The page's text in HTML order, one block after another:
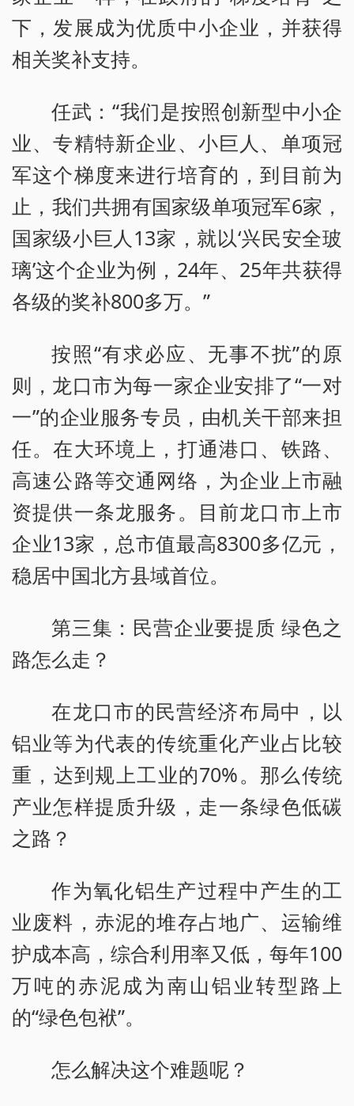
下，发展成为优质中小企业，并获得
相关奖补支持。
任武：“我们是按照创新型中小企
业、专精特新企业、小巨人、单项冠
军这个梯度来进行培育的，到目前为
止，我们共拥有国家级单项冠军6家，
国家级小巨人13家，就以‘兴民安全玻
璃’这个企业为例，24年、25年共获得
各级的奖补800多万。”
按照“有求必应、无事不扰”的原
则，龙口市为每一家企业安排了“一对
一”的企业服务专员，由机关干部来担
任。在大环境上，打通港口、铁路、
高速公路等交通网络，为企业上市融
资提供一条龙服务。目前龙口市上市
企业13家，总市值最高8300多亿元，
稳居中国北方县域首位。
第三集：民营企业要提质 绿色之
路怎么走？
在龙口市的民营经济布局中，以
铝业等为代表的传统重化产业占比较
重，达到规上工业的70%。那么传统
产业怎样提质升级，走一条绿色低碳
之路？
作为氧化铝生产过程中产生的工
业废料，赤泥的堆存占地广、运输维
护成本高，综合利用率又低，每年100
万吨的赤泥成为南山铝业转型路上
的“绿色包袱”。
怎么解决这个难题呢？